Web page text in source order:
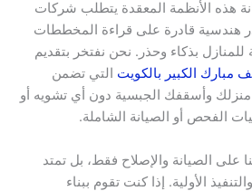
هذه الأنظمة المعقدة يتطلب شركات
هندسية قادرة على قراءة المخططات
للمنازل بذكاء وحذر. نحن نفتخر بتقديم
مبارك الكبير بالكويت التي تضمن
وأسقفك الجبسية دون أي تشويه أو
الفحص أو الصيانة الشاملة.
على الصيانة والإصلاح فقط، بل تمتد
الأولية. إذا كنت تقوم ببناء